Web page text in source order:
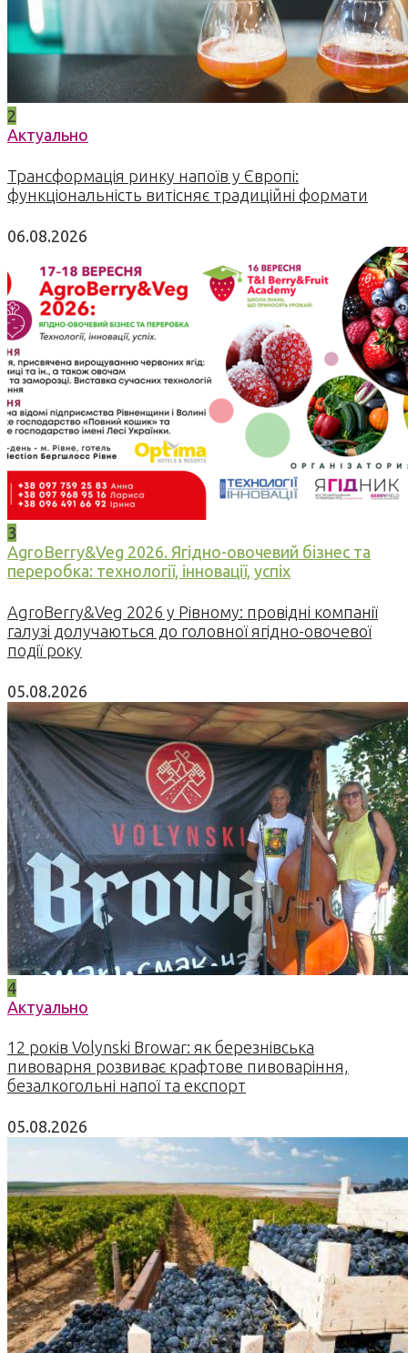
2
Актуально
Трансформація ринку напоїв у Європі:
функціональність витісняє традиційні формати
06.08.2026
3
AgroBerry&Veg 2026. Ягідно-овочевий бізнес та
переробка: технології, інновації, успіх
AgroBerry&Veg 2026 у Рівному: провідні компанії
галузі долучаються до головної ягідно-овочевої
події року
05.08.2026
4
Актуально
12 років Volynski Browar: як березнівська
пивоварня розвиває крафтове пивоваріння,
безалкогольні напої та експорт
05.08.2026